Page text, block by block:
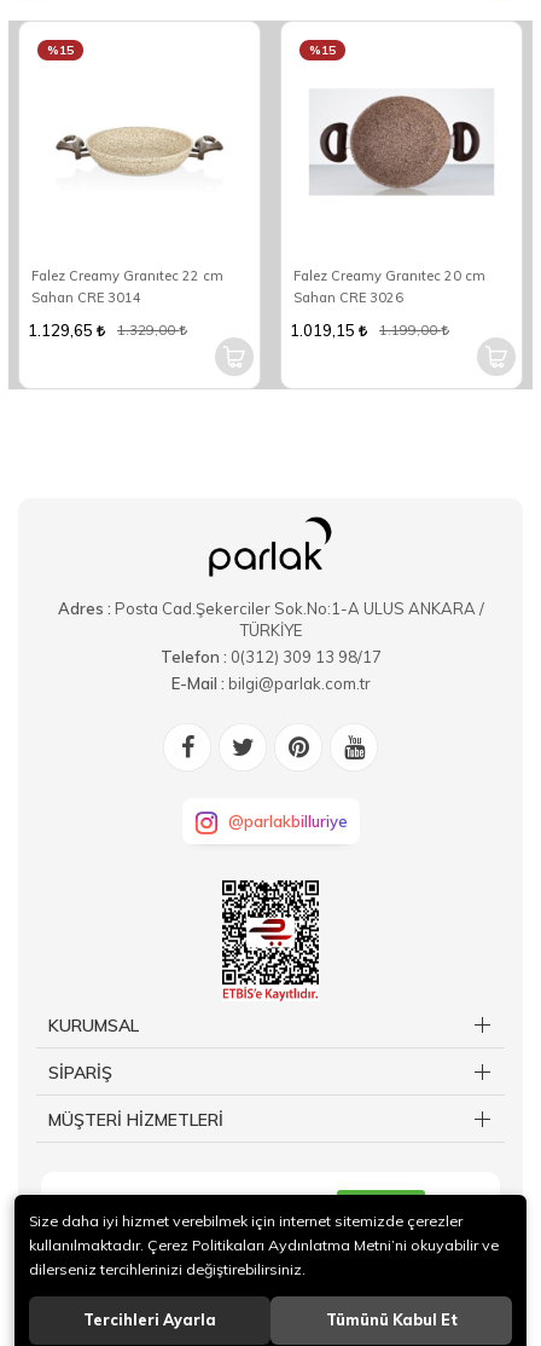
Falez Creamy Granıtec 22 cm
Sahan CRE 3014
%15
1.129,65 1.329,00
Falez Creamy Granıtec 20 cm
Sahan CRE 3026
%15
1.019,15 1.199,00
Adres : Posta Cad.Şekerciler Sok.No:1-A ULUS ANKARA /
TÜRKİYE
Telefon : 0(312) 309 13 98/17
E-Mail : bilgi@parlak.com.tr
@parlakbilluriye
KURUMSAL
SİPARİŞ
MÜŞTERİ HİZMETLERİ
Size daha iyi hizmet verebilmek için internet sitemizde çerezler
kullanılmaktadır. Çerez Politikaları Aydınlatma Metni’ni okuyabilir ve
dilerseniz tercihlerinizi değiştirebilirsiniz.
Tercihleri Ayarla Tümünü Kabul Et